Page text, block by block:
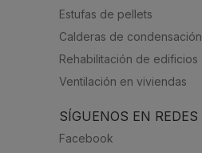
Estufas de pellets
Calderas de condensación
Rehabilitación de edificios
Ventilación en viviendas
SÍGUENOS EN REDES
Facebook